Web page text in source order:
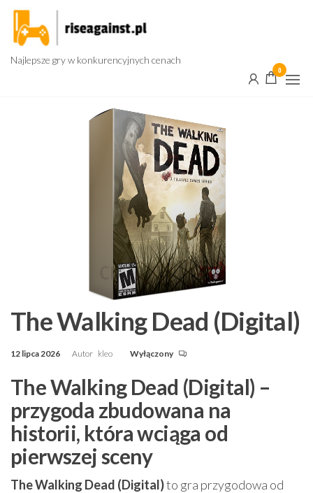
Przejdź
treści
Najlepsze gry w konkurencyjnych cenach
0
The Walking Dead (Digital)
12 lipca 2026 Autor kleo Wyłączony
The Walking Dead (Digital) –
przygoda zbudowana na
historii, która wciąga od
pierwszej sceny
The Walking Dead (Digital)to gra przygodowa od